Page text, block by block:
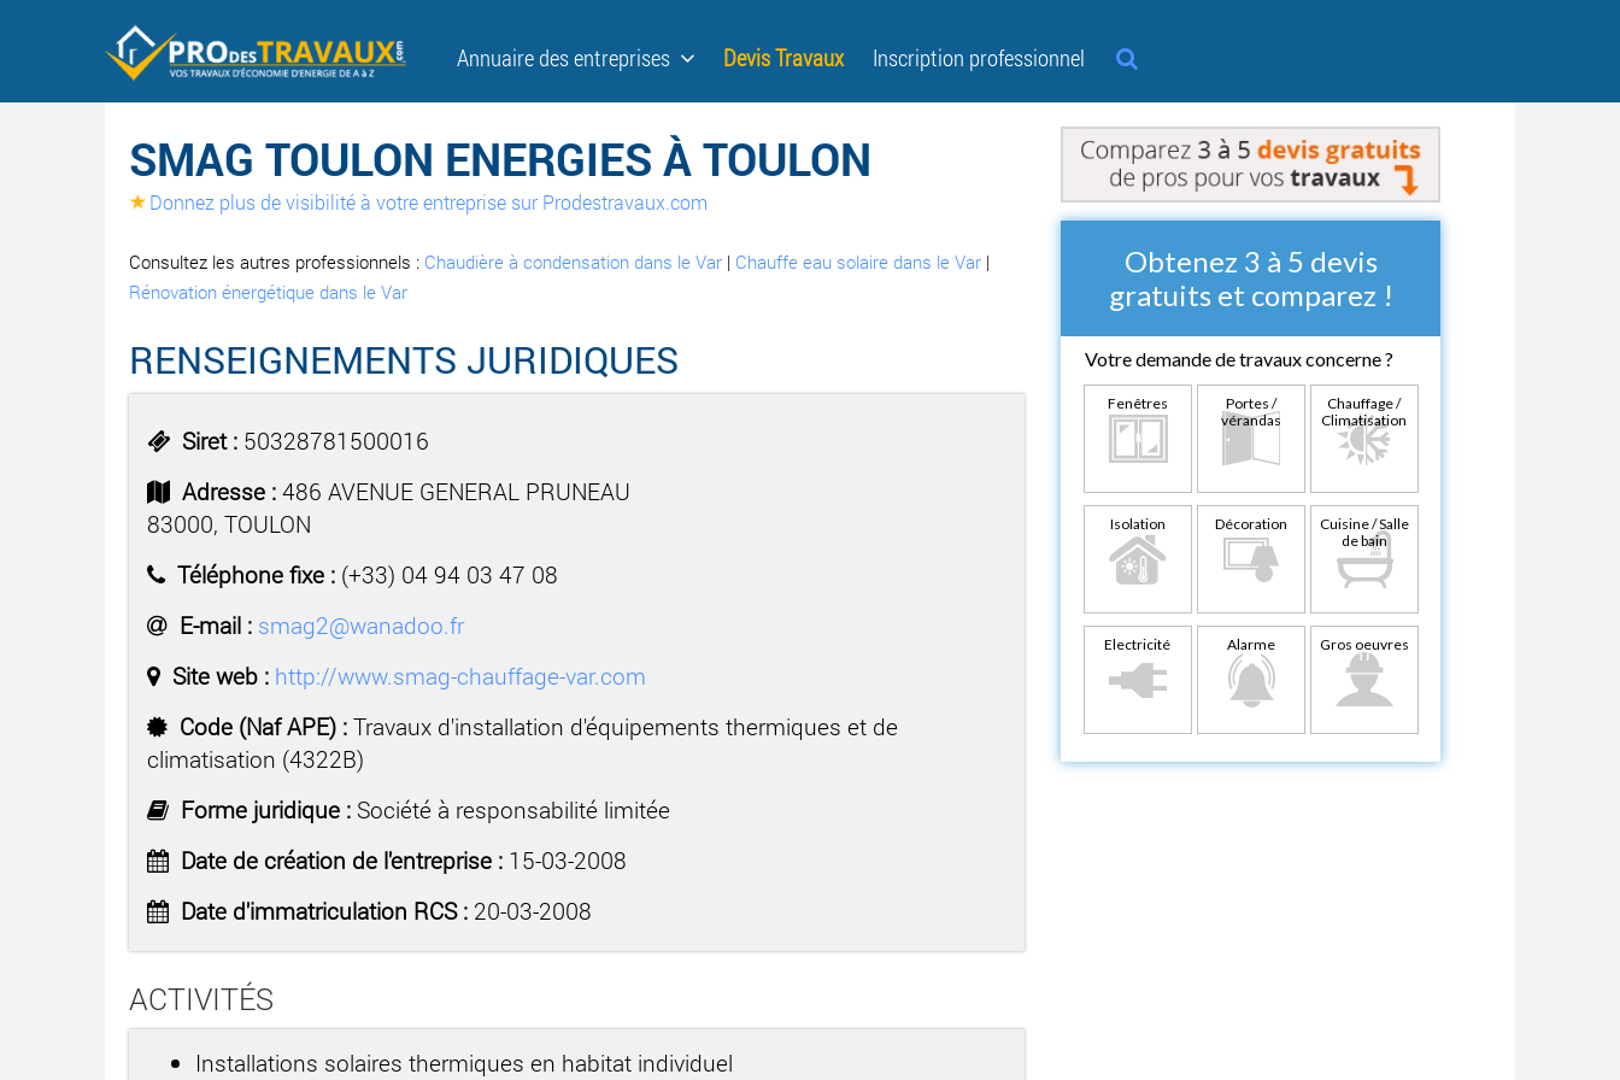
Annuaire des entreprises Devis Travaux Inscription professionnel
SMAG TOULON ENERGIES À TOULON
Donnez plus de visibilité à votre entreprise sur Prodestravaux.com
Consultez les autres professionnels : Chaudière à condensation dans le Var | Chauffe eau solaire dans le Var |
Rénovation énergétique dans le Var
RENSEIGNEMENTS JURIDIQUES
Siret : 50328781500016
Adresse : 486 AVENUE GENERAL PRUNEAU
83000, TOULON
Téléphone fixe : (+33) 04 94 03 47 08
E-mail : smag2@wanadoo.fr
Site web : http://www.smag-chauffage-var.com
Code (Naf APE) : Travaux d'installation d'équipements thermiques et de
climatisation (4322B)
Forme juridique : Société à responsabilité limitée
Date de création de l'entreprise : 15-03-2008
Date d'immatriculation RCS : 20-03-2008
ACTIVITÉS
Installations solaires thermiques en habitat individuel
Obtenez 3 à 5 devis
gratuits et comparez !
Votre demande de travaux concerne ?
Fenêtres
Portes /
vérandas
Chauffage /
Climatisation
Isolation Décoration
Cuisine / Salle
de bain
Electricité Alarme Gros oeuvres